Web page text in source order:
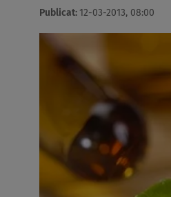
Publicat: 12-03-2013, 08:00